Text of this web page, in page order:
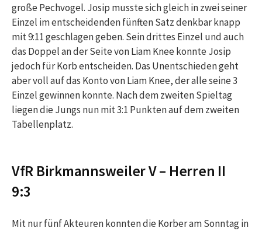
große Pechvogel. Josip musste sich gleich in zwei seiner
Einzel im entscheidenden fünften Satz denkbar knapp
mit 9:11 geschlagen geben. Sein drittes Einzel und auch
das Doppel an der Seite von Liam Knee konnte Josip
jedoch für Korb entscheiden. Das Unentschieden geht
aber voll auf das Konto von Liam Knee, der alle seine 3
Einzel gewinnen konnte. Nach dem zweiten Spieltag
liegen die Jungs nun mit 3:1 Punkten auf dem zweiten
Tabellenplatz.
VfR Birkmannsweiler V – Herren II
9:3
Mit nur fünf Akteuren konnten die Korber am Sonntag in